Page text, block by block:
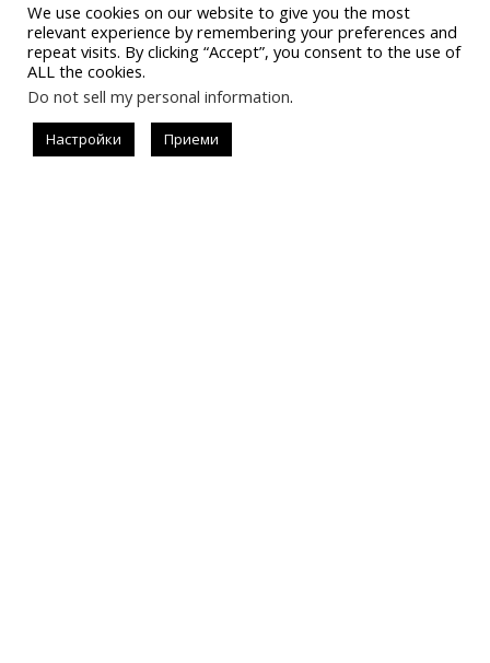
We use cookies on our website to give you the most
relevant experience by remembering your preferences and
repeat visits. By clicking “Accept”, you consent to the use of
ALL the cookies.
Do not sell my personal information.
Настройки Приеми